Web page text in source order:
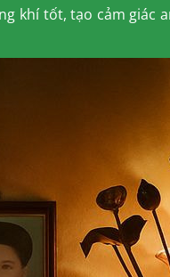
khí tốt, tạo cảm giác